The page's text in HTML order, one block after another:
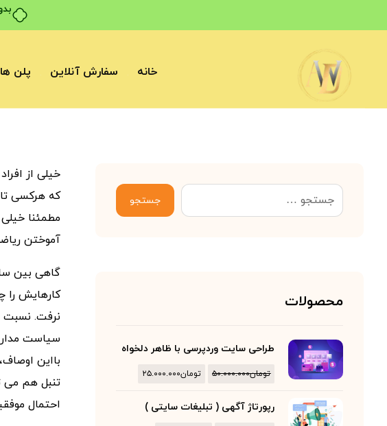
خانه سفارش آنلاین پلن
خیلی از
که هرکسی تا
مطمئنا
آموختن
گاهی بین
کارهایش را
نرفت. نسبت
سیاست مدار
بااین
تنبل هم می
احتمال
جستجو
محصولات
طراحی سایت وردپرسی با ظاهر دلخواه
تومان۵۰.۰۰۰.۰۰۰ تومان۲۵.۰۰۰.۰۰۰
رپورتاژ آگهی ( تبلیغات سایتی )